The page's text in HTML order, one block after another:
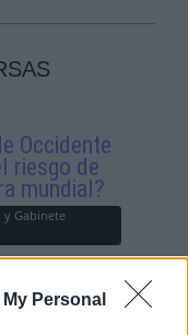
Personal
Occidente
riesgo de
mundial?
y Gabinete